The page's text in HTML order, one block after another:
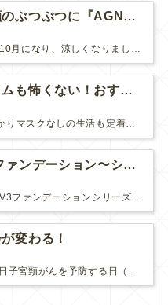
気になる顔のぶつぶつに『AGNES』
こんにちは。 10月になり、涼しくなりましたね。 先日、美味しい栗が届いたので栗ご飯を作りました。 お米3合にお水を入れて、 料理酒大さじ2、塩小さじ1、栗を大量に投入！ 美味しくで...
ダウンタイムも怖くない！おすすめコスメ2選！
話題のV3ファンデーション〜シャイニングVSブリリアント〜
こんにちは。 V3ファンデーションシリーズより新たなシリーズが入荷しました！ 【V3ブリリアントファンデーション】です♪ V3シリーズの推しポイント まずは、「エキサイティング」「シャイニング...
変わる！
今日は、4月9日子宮頸がんを予防する日（子宮の日）です。 ここ数年、新型コロナの影響で、子宮頸がん検診にも受診控えが起こってしまっているそうです。 検診間隔が空いてしまう事で、もしがんが発見さ...